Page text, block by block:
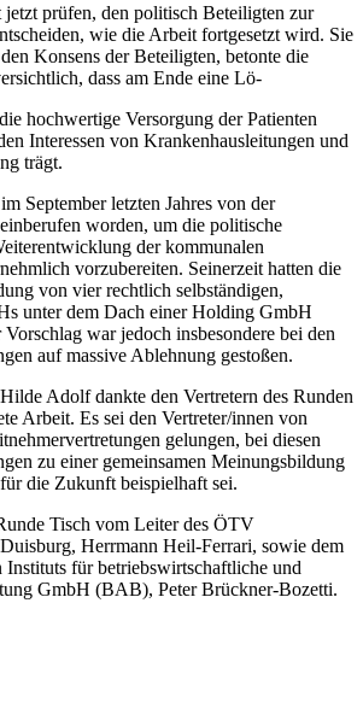
jetzt prüfen, den politisch Beteiligten zur
wie die Arbeit fortgesetzt wird. Sie
Konsens der Beteiligten, betonte die
dass am Ende eine Lö-
hochwertige Versorgung der Patienten
Interessen von Krankenhausleitungen und
trägt.
September letzten Jahres von der
worden, um die politische
der kommunalen
vorzubereiten. Seinerzeit hatten die
von vier rechtlich selbständigen,
unter dem Dach einer Holding GmbH
war jedoch insbesondere bei den
auf massive Ablehnung gestoßen.
Adolf dankte den Vertretern des Runden
Arbeit. Es sei den Vertreter/innen von
gelungen, bei diesen
zu einer gemeinsamen Meinungsbildung
die Zukunft beispielhaft sei.
Tisch vom Leiter des ÖTV
Herrmann Heil-Ferrari, sowie dem
Instituts für betriebswirtschaftliche und
GmbH (BAB), Peter Brückner-Bozetti.